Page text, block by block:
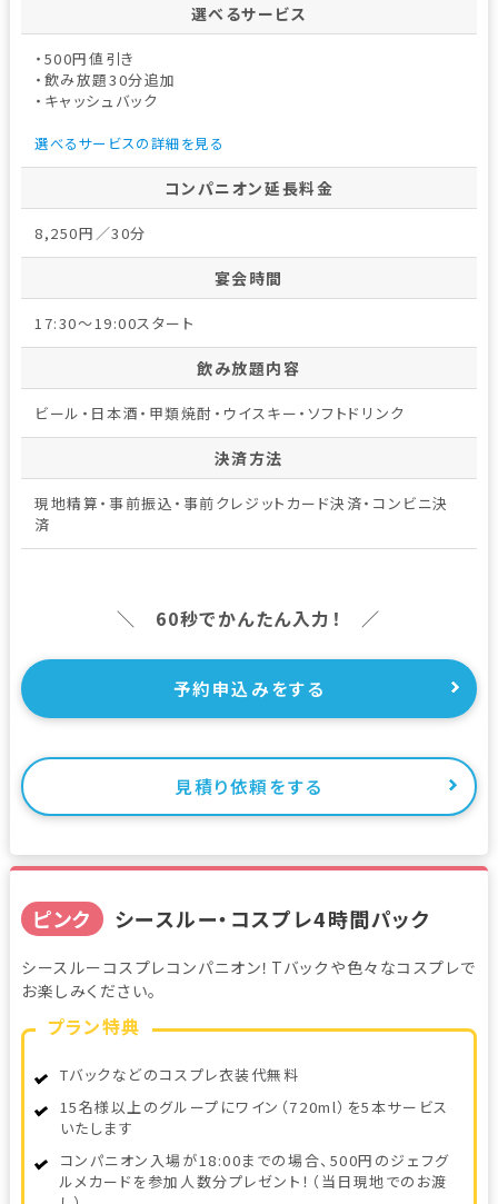
選べるサービス
・500円値引き
・飲み放題30分追加
・キャッシュバック
選べるサービスの詳細を見る
コンパニオン延長料金
8,250円／30分
宴会時間
17:30～19:00スタート
飲み放題内容
ビール・日本酒・甲類焼酎・ウイスキー・ソフトドリンク
決済方法
現地精算・事前振込・事前クレジットカード決済・コンビニ決
済
＼ 60秒でかんたん入力！ ／
予約申込みをする
見積り依頼をする
ピンク シースルー・コスプレ4時間パック
シースルーコスプレコンパニオン！Tバックや色々なコスプレで
お楽しみください。
プラン特典
Tバックなどのコスプレ衣装代無料
15名様以上のグループにワイン（720ml）を5本サービス
いたします
コンパニオン入場が18:00までの場合、500円のジェフグ
ルメカードを参加人数分プレゼント！（当日現地でのお渡